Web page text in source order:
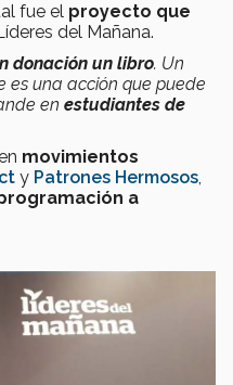
fue el proyecto que
del Mañana.
donación un libro. Un
es una acción que puede
en estudiantes de
movimientos
y Patrones Hermosos,
a